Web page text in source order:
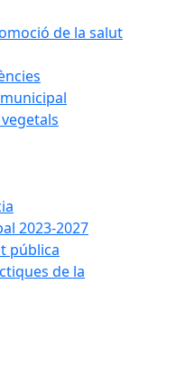
de la salut
2023-2027
pública
de la